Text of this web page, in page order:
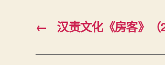
← 汉责文化《房客》